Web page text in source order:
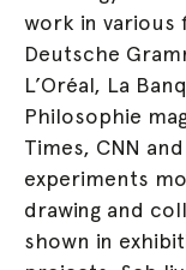
work in various
Deutsche
L’Oréal, La
Philosophie
Times, CNN
experiments
drawing and
shown in